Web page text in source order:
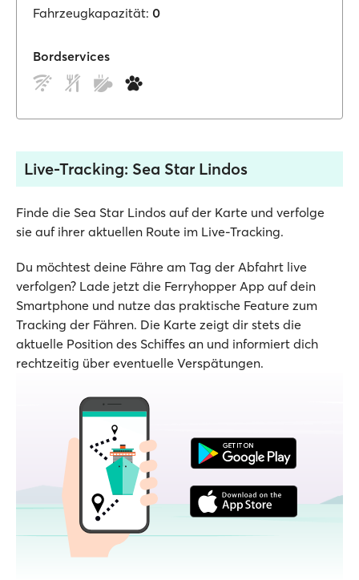
Fahrzeugkapazität: 0
Bordservices
Live-Tracking: Sea Star Lindos
Finde die Sea Star Lindos auf der Karte und verfolge
sie auf ihrer aktuellen Route im Live-Tracking.
Du möchtest deine Fähre am Tag der Abfahrt live
verfolgen? Lade jetzt die Ferryhopper App auf dein
Smartphone und nutze das praktische Feature zum
Tracking der Fähren. Die Karte zeigt dir stets die
aktuelle Position des Schiffes an und informiert dich
rechtzeitig über eventuelle Verspätungen.